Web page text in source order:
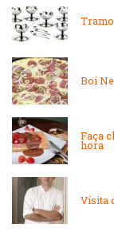
Boi
Faça
hora
Visita